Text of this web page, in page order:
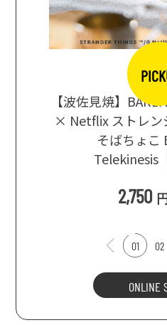
【波佐見焼】
× Netflix ストレン
そばちょこ
Telekinesis
2,750
01 02
ONLINE